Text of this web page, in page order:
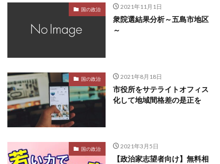
国の政治 2021年11月1日
衆院選結果分析～五島市地区
～
国の政治 2021年8月18日
市役所をサテライトオフィス
化して地域間格差の是正を
国の政治 2021年3月5日
【政治家志望者向け】無料相